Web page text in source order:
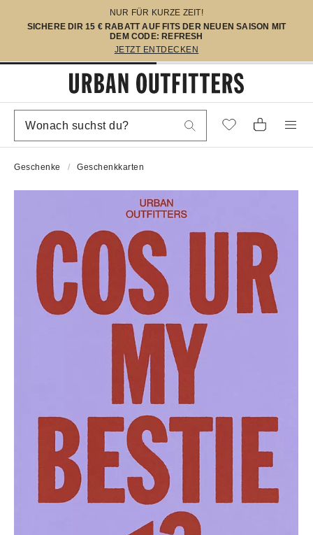
NUR FÜR KURZE ZEIT!
SICHERE DIR 15 € RABATT AUF FITS DER NEUEN SAISON MIT
DEM CODE: REFRESH
JETZT ENTDECKEN
Geschenke Geschenkkarten